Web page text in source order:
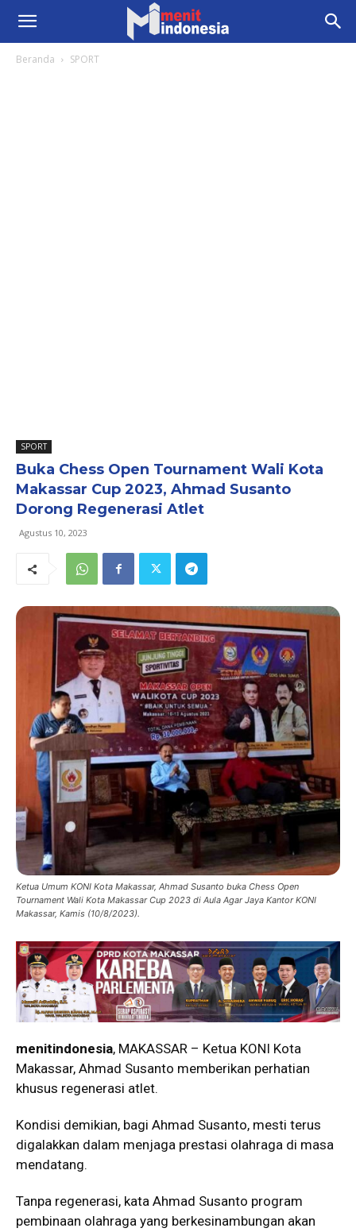
Beranda SPORT
SPORT
Buka Chess Open Tournament Wali Kota
Makassar Cup 2023, Ahmad Susanto
Dorong Regenerasi Atlet
Agustus 10, 2023
Ketua Umum KONI Kota Makassar, Ahmad Susanto buka Chess Open
Tournament Wali Kota Makassar Cup 2023 di Aula Agar Jaya Kantor KONI
Makassar, Kamis (10/8/2023).
menitindonesia, MAKASSAR – Ketua KONI Kota
Makassar, Ahmad Susanto memberikan perhatian
khusus regenerasi atlet.
Kondisi demikian, bagi Ahmad Susanto, mesti terus
digalakkan dalam menjaga prestasi olahraga di masa
mendatang.
Tanpa regenerasi, kata Ahmad Susanto program
pembinaan olahraga yang berkesinambungan akan